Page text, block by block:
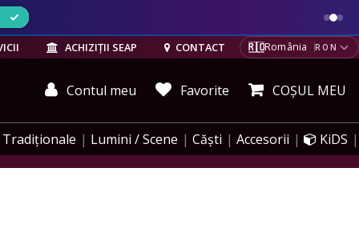
ACHIZIȚII SEAP CONTACT 🇷🇴România RON
Contul meu Favorite COȘUL MEU
Tradiționale Lumini / Scene Căști Accesorii KiDS